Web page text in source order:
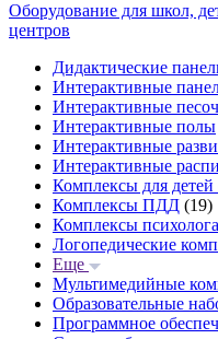
Оборудование для школ,
центров
Дидактические
Интерактивные
Интерактивные
Интерактивные полы
Интерактивные
Интерактивные
Комплексы для
Комплексы ПДД (19)
Комплексы
Логопедические
Еще
Мультимедийные
Образовательные
Программное